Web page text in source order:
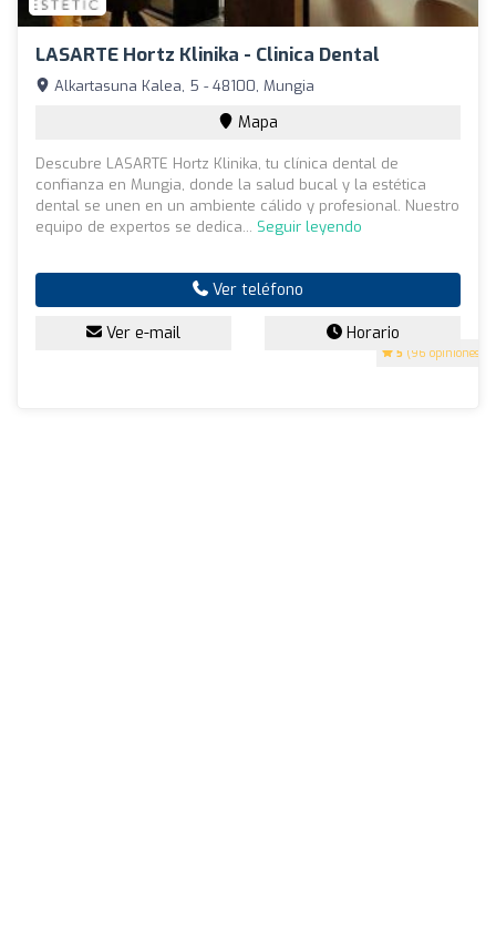
LASARTE Hortz Klinika - Clinica Dental
5 (96 opiniones)
Alkartasuna Kalea, 5 - 48100, Mungia
Mapa
Descubre LASARTE Hortz Klinika, tu clínica dental de
confianza en Mungia, donde la salud bucal y la estética
dental se unen en un ambiente cálido y profesional. Nuestro
equipo de expertos se dedica... Seguir leyendo
Ver teléfono
Ver e-mail Horario